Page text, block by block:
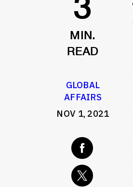
3
MIN.
READ
GLOBAL
AFFAIRS
NOV 1, 2021